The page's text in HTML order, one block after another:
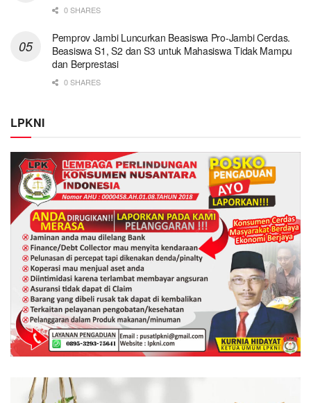
0 SHARES
Pemprov Jambi Luncurkan Beasiswa Pro-Jambi Cerdas.
Beasiswa S1, S2 dan S3 untuk Mahasiswa Tidak Mampu
dan Berprestasi
0 SHARES
LPKNI